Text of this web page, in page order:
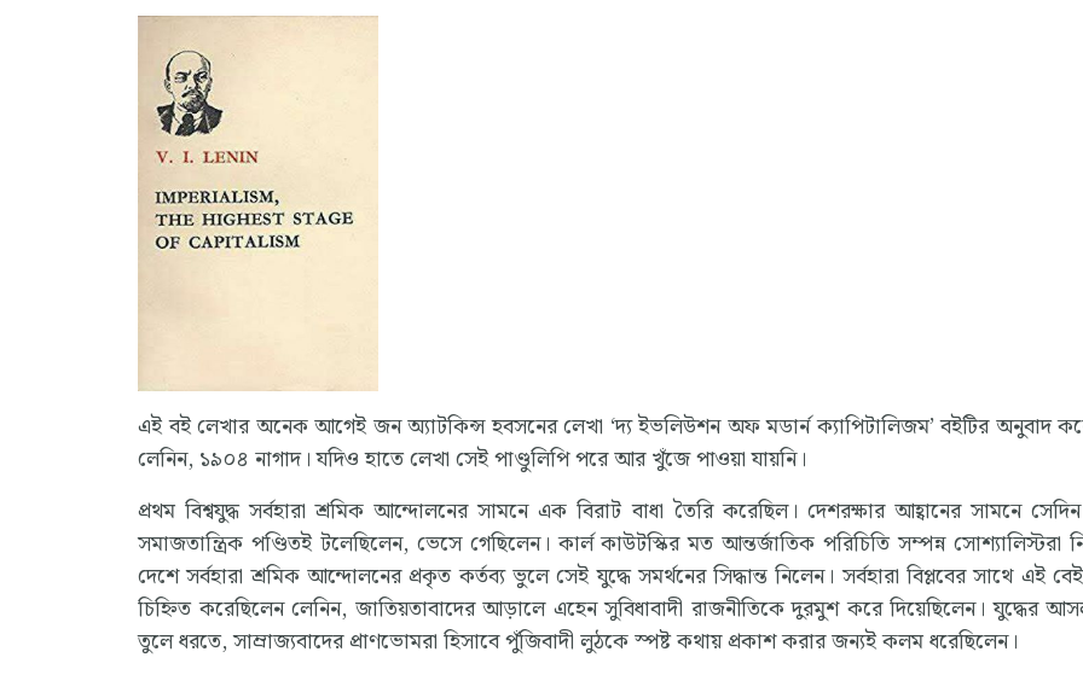
এই বই লেখার অনেক আগেই জন অ্যাটকিন্স হবসনের লেখা ‘দ্য ইভলিউশন অফ মডার্ন ক্যাপিটালিজম’ বইটির অনুবাদ
লেনিন, ১৯০৪ নাগাদ। যদিও হাতে লেখা সেই পাণ্ডুলিপি পরে আর খুঁজে পাওয়া যায়নি।
প্রথম বিশ্বযুদ্ধ সর্বহারা শ্রমিক আন্দোলনের সামনে এক বিরাট বাধা তৈরি করেছিল। দেশরক্ষার আহ্বানের সামনে
সমাজতান্ত্রিক পণ্ডিতই টলেছিলেন, ভেসে গেছিলেন। কার্ল কাউটস্কির মত আন্তর্জাতিক পরিচিতি সম্পন্ন সোশ্যালিস্টরা
দেশে সর্বহারা শ্রমিক আন্দোলনের প্রকৃত কর্তব্য ভুলে সেই যুদ্ধে সমর্থনের সিদ্ধান্ত নিলেন। সর্বহারা বিপ্লবের সাথে এই
চিহ্নিত করেছিলেন লেনিন, জাতিয়তাবাদের আড়ালে এহেন সুবিধাবাদী রাজনীতিকে দুরমুশ করে দিয়েছিলেন। যুদ্ধের
তুলে ধরতে, সাম্রাজ্যবাদের প্রাণভোমরা হিসাবে পুঁজিবাদী লুঠকে স্পষ্ট কথায় প্রকাশ করার জন্যই কলম ধরেছিলেন।